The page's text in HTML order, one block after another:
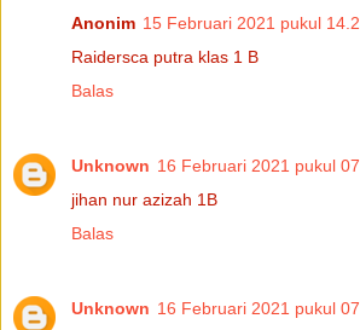
Anonim 15 Februari 2021 pukul
Raidersca putra klas 1 B
Balas
Unknown 16 Februari 2021 pukul
jihan nur azizah 1B
Balas
Unknown 16 Februari 2021 pukul